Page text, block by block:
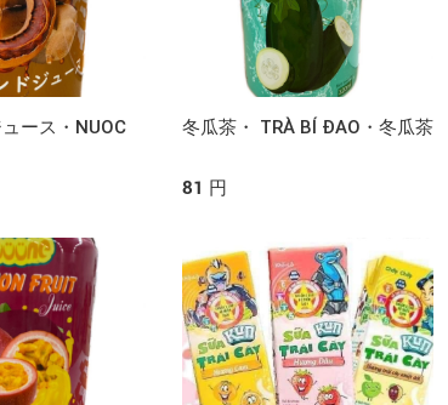
ース・NUOC
冬瓜茶・ TRÀ BÍ ĐAO・冬瓜茶
81 円